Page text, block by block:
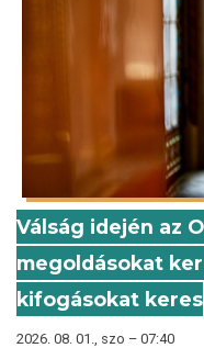
Válság idején az
megoldásokat
kifogásokat keres
2026. 08. 01., szo – 07:40